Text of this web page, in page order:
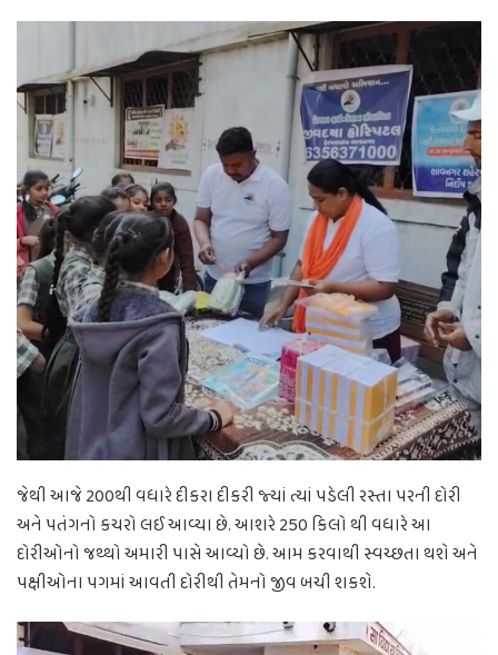
જેથી આજે 200થી વધારે દીકરા દીકરી જ્યાં ત્યાં પડેલી રસ્તા પરની દોરી
અને પતંગનો કચરો લઈ આવ્યા છે. આશરે 250 કિલો થી વધારે આ
દોરીઓનો જથ્થો અમારી પાસે આવ્યો છે. આમ કરવાથી સ્વચ્છતા થશે અને
પક્ષીઓના પગમાં આવતી દોરીથી તેમનો જીવ બચી શકશે.